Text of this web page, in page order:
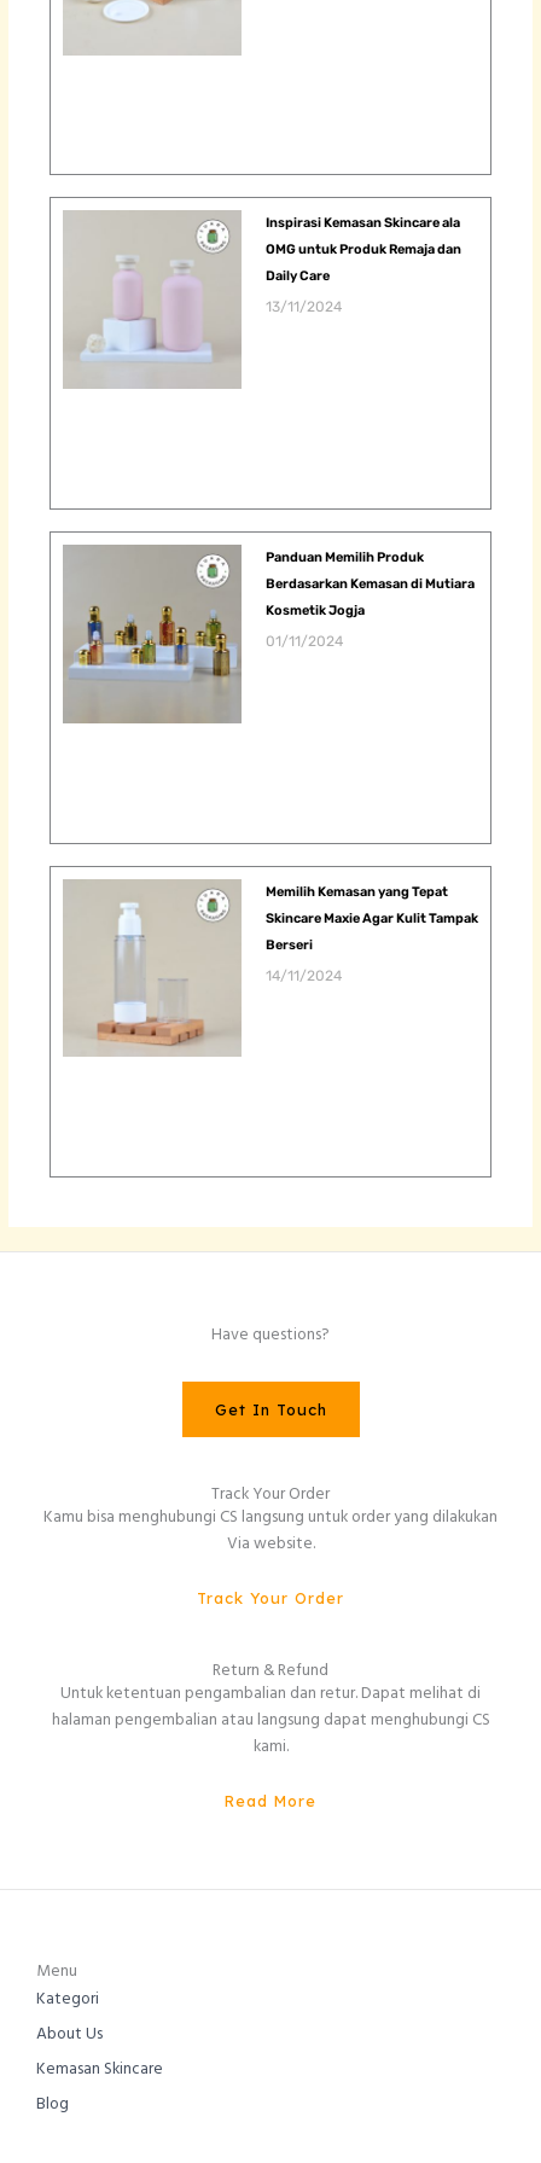
Inspirasi Kemasan Skincare ala
OMG untuk Produk Remaja dan
Daily Care
13/11/2024
Panduan Memilih Produk
Berdasarkan Kemasan di Mutiara
Kosmetik Jogja
01/11/2024
Memilih Kemasan yang Tepat
Skincare Maxie Agar Kulit Tampak
Berseri
14/11/2024
Have questions?
Get In Touch
Track Your Order
Kamu bisa menghubungi CS langsung untuk order yang dilakukan
Via website.
Track Your Order
Return & Refund
Untuk ketentuan pengambalian dan retur. Dapat melihat di
halaman pengembalian atau langsung dapat menghubungi CS
kami.
Read More
Menu
Kategori
About Us
Kemasan Skincare
Blog